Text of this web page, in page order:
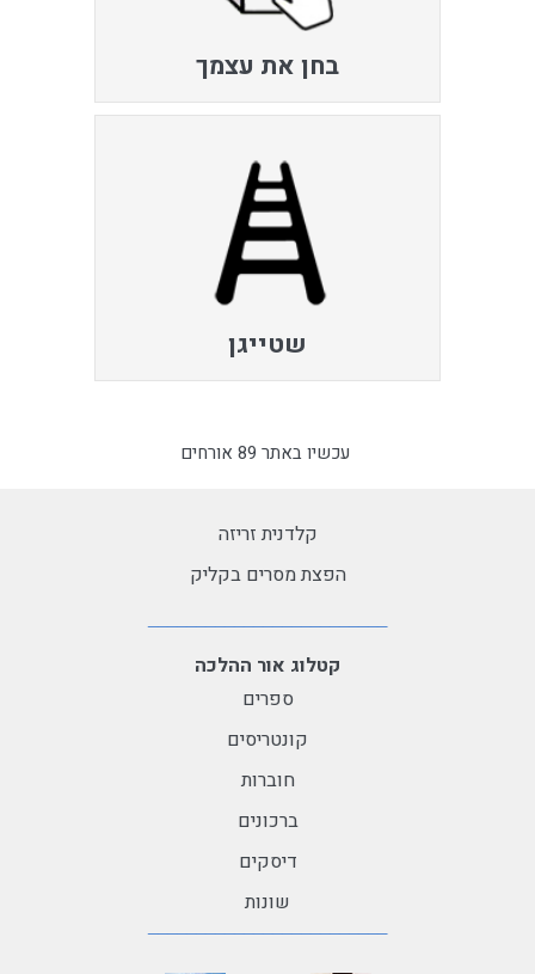
בחן את עצמך
שטייגן
עכשיו באתר 89 אורחים
קלדנית זריזה
הפצת מסרים בקליק
קטלוג אור ההלכה
ספרים
קונטריסים
חוברות
ברכונים
דיסקים
שונות